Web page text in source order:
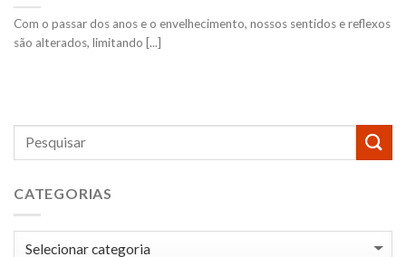
CATEGORIAS
Categorias
Com o passar dos anos e o envelhecimento, nossos sentidos e reflexos
são alterados, limitando [...]